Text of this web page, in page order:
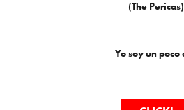
(The Pericas)
Yo soy un poco